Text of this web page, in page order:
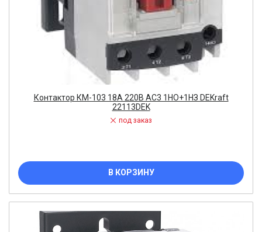
Контактор КМ-103 18А 220В АС3 1НО+1НЗ DEKraft
22113DEK
под заказ
В КОРЗИНУ